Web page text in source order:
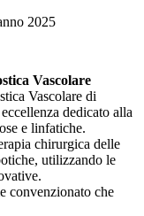
2025
Vascolare
Vascolare di
dedicato alla
e linfatiche.
chirurgica delle
utilizzando le
convenzionato che